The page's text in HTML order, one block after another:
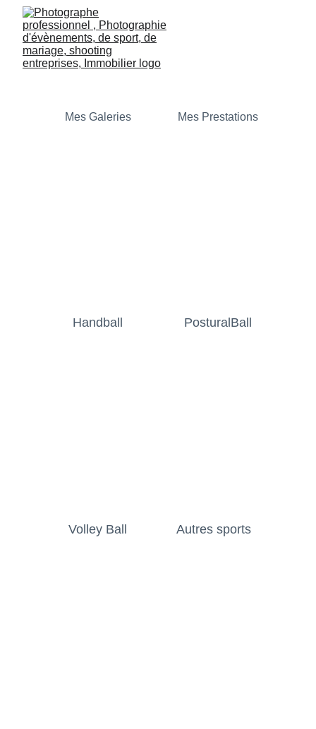
Mes Galeries
Handball
Volley Ball Autres sports
Mes Prestations
PosturalBall